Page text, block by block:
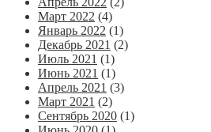
Март 2022 (4)
Январь 2022 (1)
Декабрь 2021 (2)
Июль 2021 (1)
Июнь 2021 (1)
Апрель 2021 (3)
Март 2021 (2)
Сентябрь 2020 (1)